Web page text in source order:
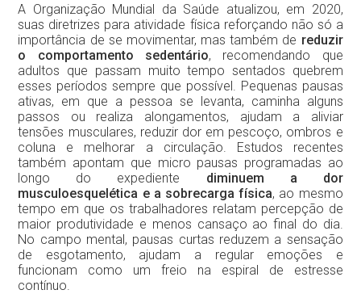
A Organização Mundial da Saúde atualizou, em 2020,
suas diretrizes para atividade física reforçando não só a
importância de se movimentar, mas também de reduzir
o comportamento sedentário, recomendando que
adultos que passam muito tempo sentados quebrem
esses períodos sempre que possível. Pequenas pausas
ativas, em que a pessoa se levanta, caminha alguns
passos ou realiza alongamentos, ajudam a aliviar
tensões musculares, reduzir dor em pescoço, ombros e
coluna e melhorar a circulação. Estudos recentes
também apontam que micro pausas programadas ao
longo do expediente diminuem a dor
musculoesquelética e a sobrecarga física, ao mesmo
tempo em que os trabalhadores relatam percepção de
maior produtividade e menos cansaço ao final do dia.
No campo mental, pausas curtas reduzem a sensação
de esgotamento, ajudam a regular emoções e
funcionam como um freio na espiral de estresse
contínuo.